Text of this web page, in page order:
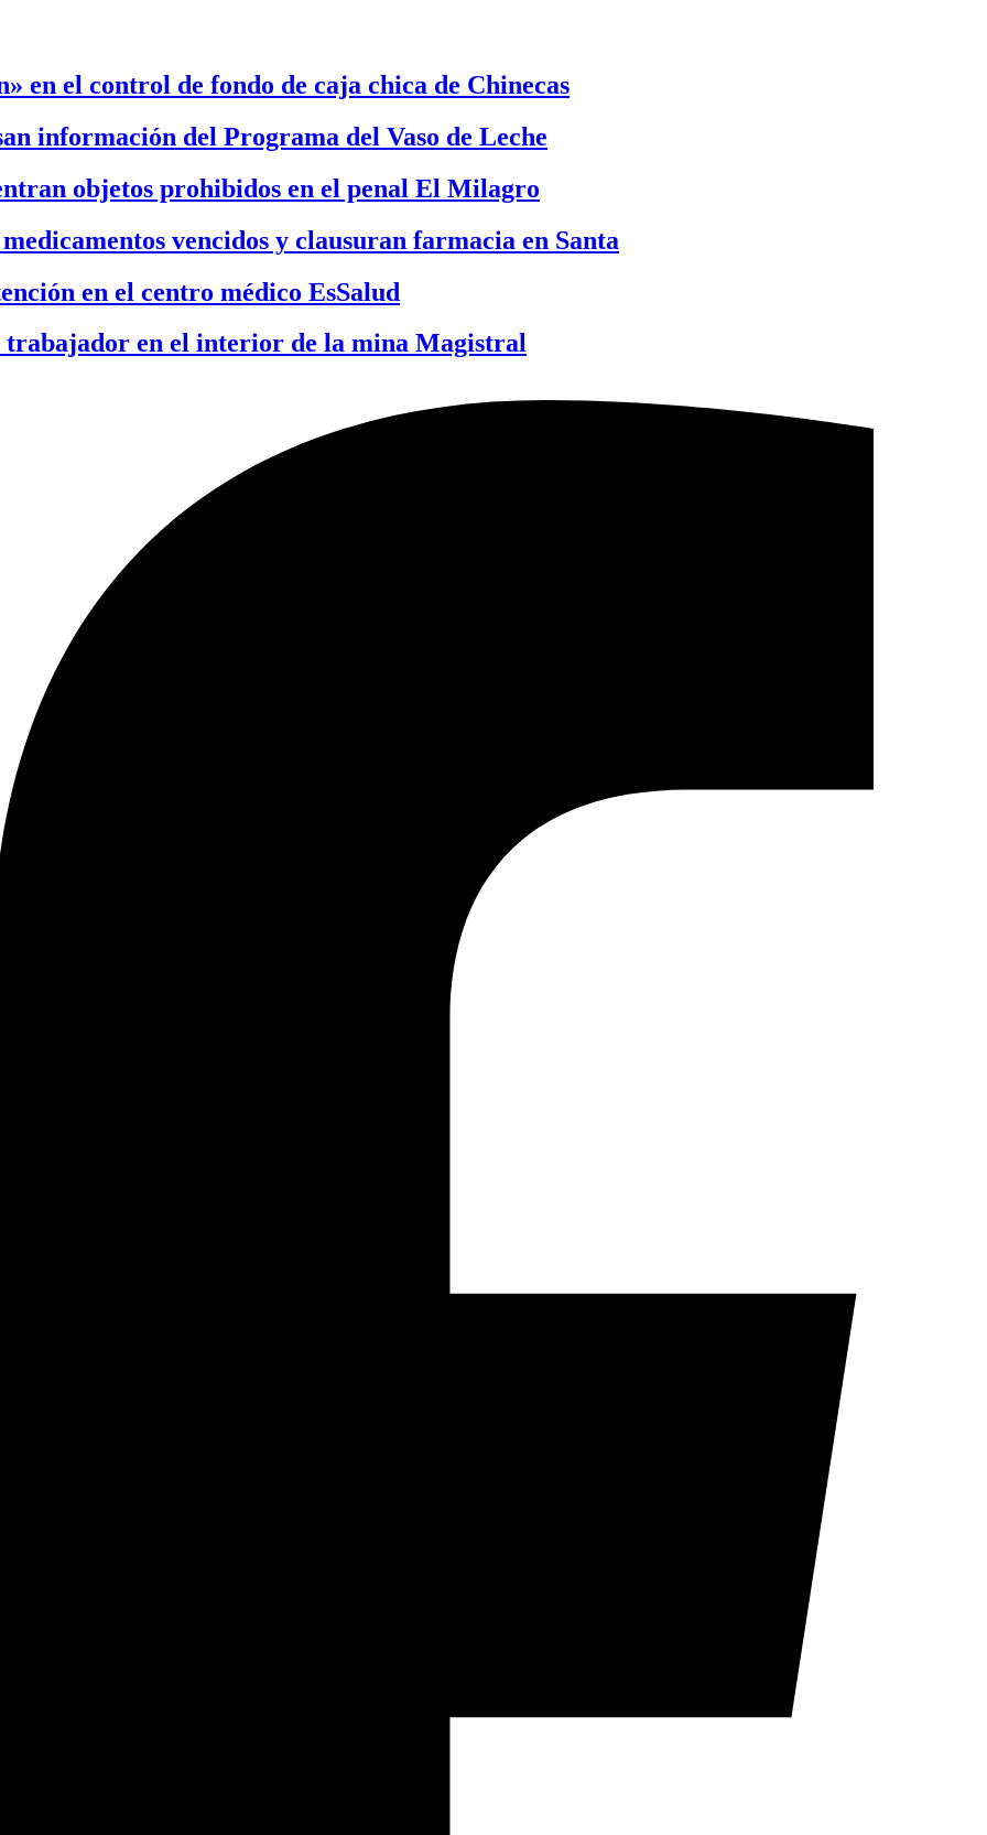
en el control de fondo de caja chica de Chinecas
información del Programa del Vaso de Leche
objetos prohibidos en el penal El Milagro
vencidos y clausuran farmacia en Santa
en el centro médico EsSalud
trabajador en el interior de la mina Magistral